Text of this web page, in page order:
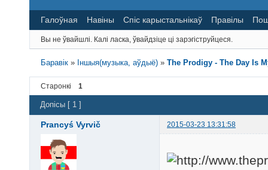
Галоўная Навіны Спіс карыстальнікаў Правілы
Вы не ўвайшлі. Калі ласка, ўвайдзіце ці зарэгіструйцеся.
Баравік » Іншыя(музыка, аўдыё) »The Prodigy - The Day Is
Старонкі 1
Допісы [ 1 ]
Prancyś Vyrvič 2015-03-23 13:31:58